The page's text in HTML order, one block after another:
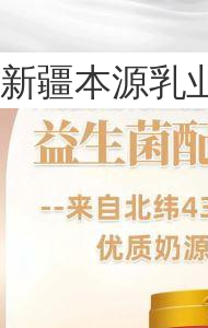
因国内双
多峰，而且
国内市场的
因此，从市
得的卖方
小的多了，
新疆本源乳